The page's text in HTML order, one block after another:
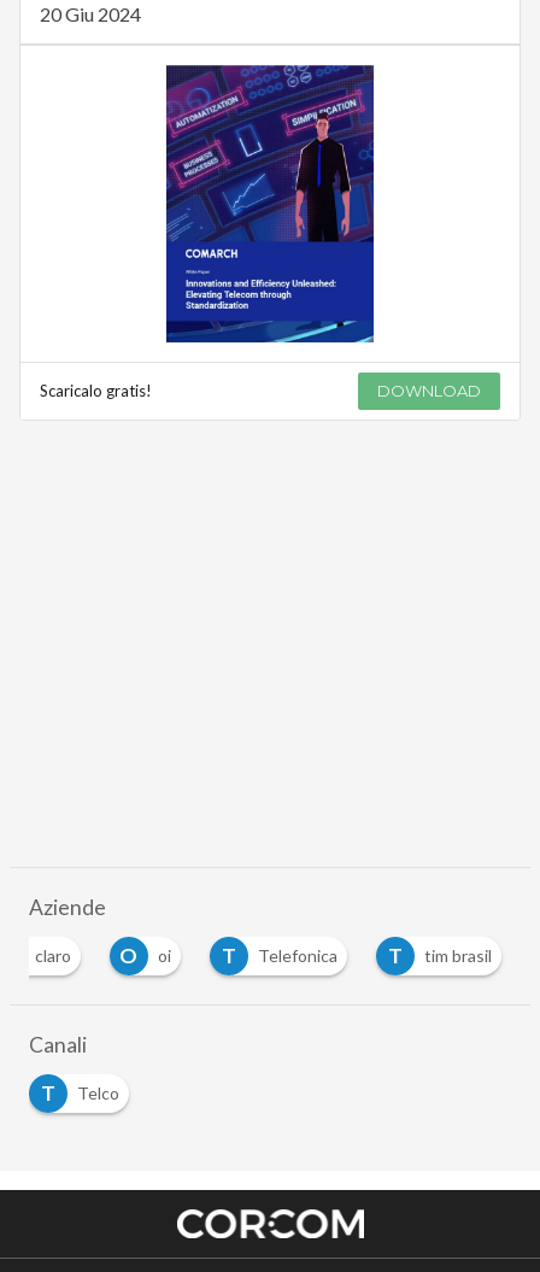
20 Giu 2024
Scaricalo gratis! DOWNLOAD
Aziende
claro O oi T Telefonica T tim brasil
Canali
T
Telco